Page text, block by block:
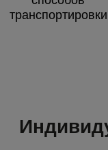
транспортировки